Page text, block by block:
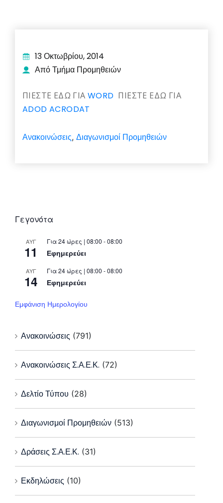
13 Οκτωβρίου, 2014
Από Τμήμα Προμηθειών
ΠΙΕΣΤΕ ΕΔΩ ΓΙΑ WORD ΠΙΕΣΤΕ ΕΔΩ ΓΙΑ
ADOD ACRODAT
Ανακοινώσεις, Διαγωνισμοί Προμηθειών
Γεγονότα
ΑΥΓ
11
Για 24 ώρες | 08:00 - 08:00
Εφημερεύει
ΑΥΓ
14
Για 24 ώρες | 08:00 - 08:00
Εφημερεύει
Εμφάνιση Ημερολογίου
Ανακοινώσεις (791)
Ανακοινώσεις Σ.Α.Ε.Κ. (72)
Δελτίο Τύπου (28)
Διαγωνισμοί Προμηθειών (513)
Δράσεις Σ.Α.Ε.Κ. (31)
Εκδηλώσεις (10)